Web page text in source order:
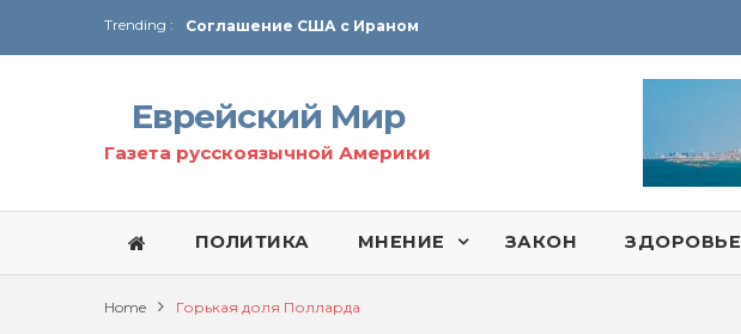
Trending :
Технология Революции в Иране
Еврейский Мир
Газета русскоязычной Америки
ПОЛИТИКА МНЕНИЕ ЗАКОН ЗДОРОВЬЕ
Home Горькая доля Полларда